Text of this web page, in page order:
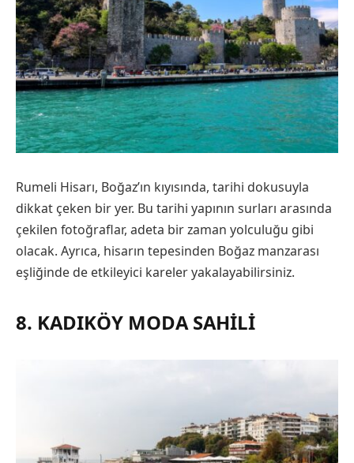
Rumeli Hisarı, Boğaz’ın kıyısında, tarihi dokusuyla
dikkat çeken bir yer. Bu tarihi yapının surları arasında
çekilen fotoğraflar, adeta bir zaman yolculuğu gibi
olacak. Ayrıca, hisarın tepesinden Boğaz manzarası
eşliğinde de etkileyici kareler yakalayabilirsiniz.
8. KADIKÖY MODA SAHILI